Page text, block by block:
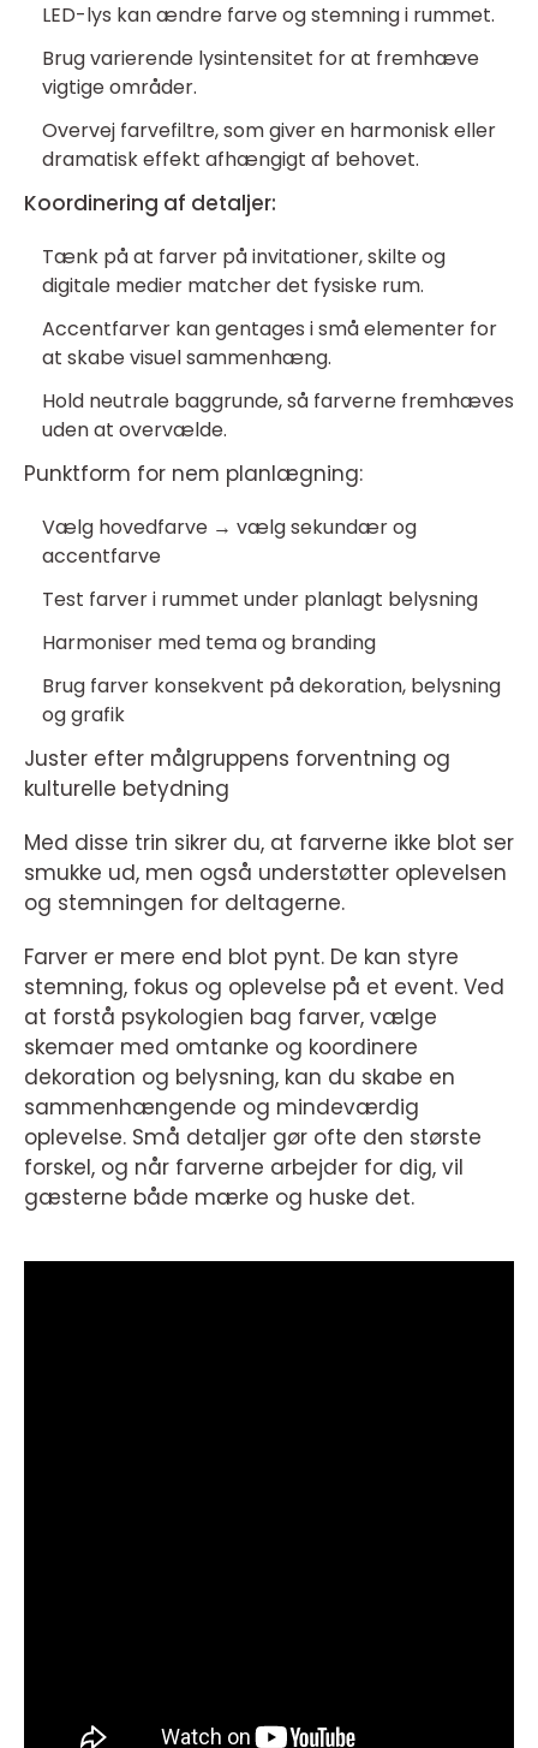
LED-lys kan ændre farve og stemning i rummet.
Brug varierende lysintensitet for at fremhæve
vigtige områder.
Overvej farvefiltre, som giver en harmonisk eller
dramatisk effekt afhængigt af behovet.
Koordinering af detaljer:
Tænk på at farver på invitationer, skilte og
digitale medier matcher det fysiske rum.
Accentfarver kan gentages i små elementer for
at skabe visuel sammenhæng.
Hold neutrale baggrunde, så farverne fremhæves
uden at overvælde.
Punktform for nem planlægning:
Vælg hovedfarve → vælg sekundær og
accentfarve
Test farver i rummet under planlagt belysning
Harmoniser med tema og branding
Brug farver konsekvent på dekoration, belysning
og grafik
Juster efter målgruppens forventning og
kulturelle betydning
Med disse trin sikrer du, at farverne ikke blot ser
smukke ud, men også understøtter oplevelsen
og stemningen for deltagerne.
Farver er mere end blot pynt. De kan styre
stemning, fokus og oplevelse på et event. Ved
at forstå psykologien bag farver, vælge
skemaer med omtanke og koordinere
dekoration og belysning, kan du skabe en
sammenhængende og mindeværdig
oplevelse. Små detaljer gør ofte den største
forskel, og når farverne arbejder for dig, vil
gæsterne både mærke og huske det.